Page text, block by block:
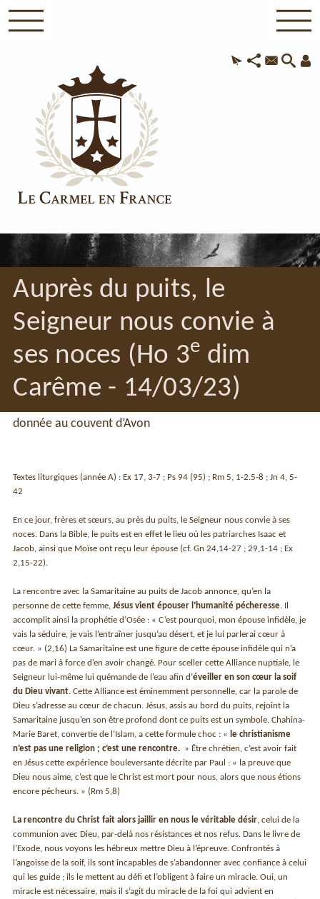
Auprès du puits, le
Seigneur nous convie à
ses noces (Ho 3e dim
Carême - 14/03/23)
donnée au couvent d’Avon
Textes liturgiques (année A) : Ex 17, 3-7 ; Ps 94 (95) ; Rm 5, 1-2.5-8 ; Jn 4, 5-
42
En ce jour, frères et sœurs, au près du puits, le Seigneur nous convie à ses
noces. Dans la Bible, le puits est en effet le lieu où les patriarches Isaac et
Jacob, ainsi que Moïse ont reçu leur épouse (cf. Gn 24,14-27 ; 29,1-14 ; Ex
2,15-22).
La rencontre avec la Samaritaine au puits de Jacob annonce, qu’en la
personne de cette femme,Jésus vient épouser l’humanité pécheresse . Il
accomplit ainsi la prophétie d’Osée : « C’est pourquoi, mon épouse infidèle, je
vais la séduire, je vais l’entraîner jusqu’au désert, et je lui parlerai cœur à
cœur. » (2,16) La Samaritaine est une figure de cette épouse infidèle qui n’a
pas de mari à force d’en avoir changé. Pour sceller cette Alliance nuptiale, le
Seigneur lui-même lui quémande de l’eau afin d’éveiller en son cœur la soif
du Dieu vivant . Cette Alliance est éminemment personnelle, car la parole de
Dieu s’adresse au cœur de chacun. Jésus, assis au bord du puits, rejoint la
Samaritaine jusqu’en son être profond dont ce puits est un symbole. Chahina-
Marie Baret, convertie de l’Islam, a cette formule choc : « le christianisme
n’est pas une religion ; c’est une rencontre. » Être chrétien, c’est avoir fait
en Jésus cette expérience bouleversante décrite par Paul : « la preuve que
Dieu nous aime, c’est que le Christ est mort pour nous, alors que nous étions
encore pécheurs. » (Rm 5,8)
La rencontre du Christ fait alors jaillir en nous le véritable désir , celui de la
communion avec Dieu, par-delà nos résistances et nos refus. Dans le livre de
l’Exode, nous voyons les hébreux mettre Dieu à l’épreuve. Confrontés à
l’angoisse de la soif, ils sont incapables de s’abandonner avec confiance à celui
qui les guide ; ils le mettent au défi et l’obligent à faire un miracle. Oui, un
miracle est nécessaire, mais il s’agit du miracle de la foi qui advient en